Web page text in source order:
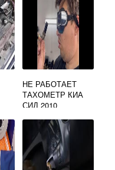
НЕ РАБОТАЕТ
ТАХОМЕТР КИА
СИД 2010